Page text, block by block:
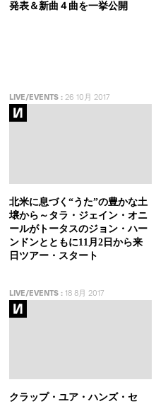
発表＆新曲４曲を一挙公開
LIVE/EVENTS : 26 10月 2017
北米に息づく“うた”の豊かな土
壌から～タラ・ジェイン・オニ
ールがトータスのジョン・ハー
ンドンとともに11月2日から来
日ツアー・スタート
LIVE/EVENTS : 18 8月 2017
クラップ・ユア・ハンズ・セ